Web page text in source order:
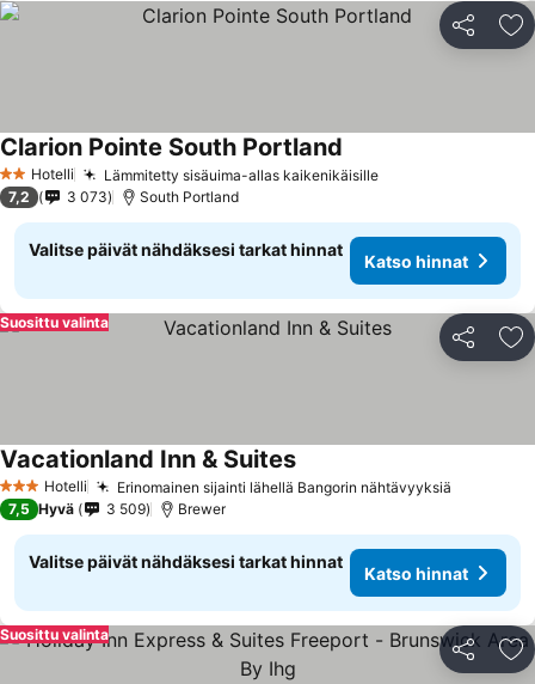
Jaa
2 Tähtiluokitus
Hotelli Lämmitetty sisäuima-allas kaikenikäisille
Clarion Pointe South Portland
7,2 3 073 South Portland
Valitse päivät nähdäksesi tarkat hinnat
Katso hinnat
Jaa
Suosittu valinta
3 Tähtiluokitus
Hotelli Erinomainen sijainti lähellä Bangorin nähtävyyksiä
Vacationland Inn & Suites
7,5 Hyvä 3 509 Brewer
Valitse päivät nähdäksesi tarkat hinnat
Katso hinnat
Jaa
Suosittu valinta